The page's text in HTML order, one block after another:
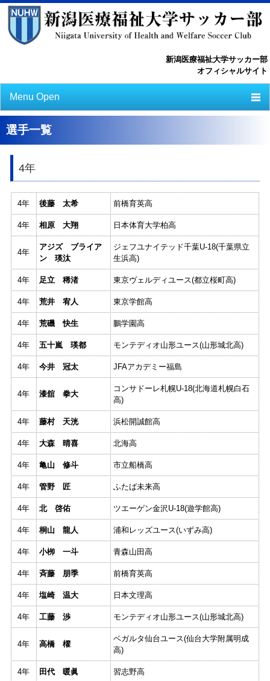
新潟医療福祉大学サッカー部
オフィシャルサイト
Menu Open
ニュース
選手一覧
選手/スタッフ一覧
フォトライブラリー
動画
クラブ紹介
OB紹介
施設紹介
選手一覧
4年
4年 後藤 太希 前橋育英高
4年 相原 大翔 日本体育大学柏高
4年
アジズ ブライア
ン 瑛汰
ジェフユナイテッド千葉U-18(千葉県立
生浜高)
4年 足立 稀渚 東京ヴェルディユース(都立桜町高)
4年 荒井 宥人 東京学館高
4年 荒磯 快生 鵬学園高
4年 五十嵐 瑛都 モンテディオ山形ユース(山形城北高)
4年 今井 冠太 JFAアカデミー福島
4年 漆舘 拳大
コンサドーレ札幌U-18(北海道札幌白石
高)
4年 藤村 天洸 浜松開誠館高
4年 大森 晴喜 北海高
4年 亀山 修斗 市立船橋高
4年 管野 匠 ふたば未来高
4年 北 啓佑 ツエーゲン金沢U-18(遊学館高)
4年 桐山 龍人 浦和レッズユース(いずみ高)
4年 小栁 一斗 青森山田高
4年 斉藤 朋季 前橋育英高
4年 塩崎 温大 日本文理高
4年 工藤 渉 モンテディオ山形ユース(山形城北高)
4年 高橋 櫂
ベガルタ仙台ユース(仙台大学附属明成
高)
4年 田代 暖眞 習志野高